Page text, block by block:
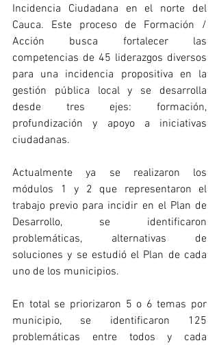
Incidencia Ciudadana en el norte del
Cauca. Este proceso de Formación /
Acción busca fortalecer las
competencias de 45 liderazgos diversos
para una incidencia propositiva en la
gestión pública local y se desarrolla
desde tres ejes: formación,
profundización y apoyo a iniciativas
ciudadanas.
Actualmente ya se realizaron los
módulos 1 y 2 que representaron el
trabajo previo para incidir en el Plan de
Desarrollo, se identificaron
problemáticas, alternativas de
soluciones y se estudió el Plan de cada
uno de los municipios.
En total se priorizaron 5 o 6 temas por
municipio, se identificaron 125
problemáticas entre todos y cada